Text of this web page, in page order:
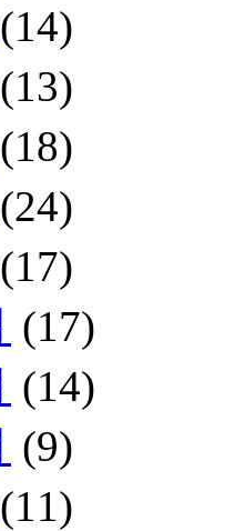
(14)
(13)
(18)
(24)
(17)
(17)
(14)
(9)
(11)